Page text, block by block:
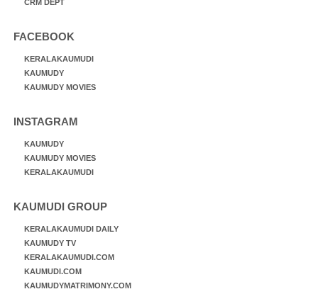
CRM DEPT
FACEBOOK
KERALAKAUMUDI
KAUMUDY
KAUMUDY MOVIES
INSTAGRAM
KAUMUDY
KAUMUDY MOVIES
KERALAKAUMUDI
KAUMUDI GROUP
KERALAKAUMUDI DAILY
KAUMUDY TV
KERALAKAUMUDI.COM
KAUMUDI.COM
KAUMUDYMATRIMONY.COM